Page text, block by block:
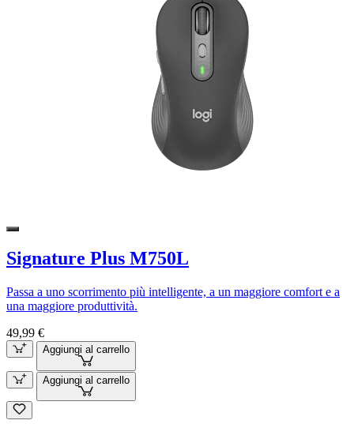
Signature Plus M750L
Passa a uno scorrimento più intelligente, a un maggiore comfort e a
una maggiore produttività.
49,99 €
Aggiungi al carrello
Aggiungi al carrello